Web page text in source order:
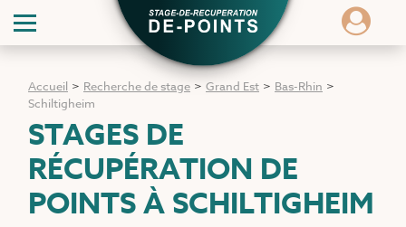
Accueil > Recherche de stage > Grand Est > Bas-Rhin >
Schiltigheim
STAGES DE
RÉCUPÉRATION DE
POINTSÀ SCHILTIGHEIM